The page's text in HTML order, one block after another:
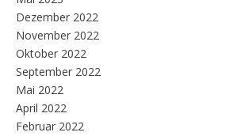
Dezember 2022
November 2022
Oktober 2022
September 2022
Mai 2022
April 2022
Februar 2022